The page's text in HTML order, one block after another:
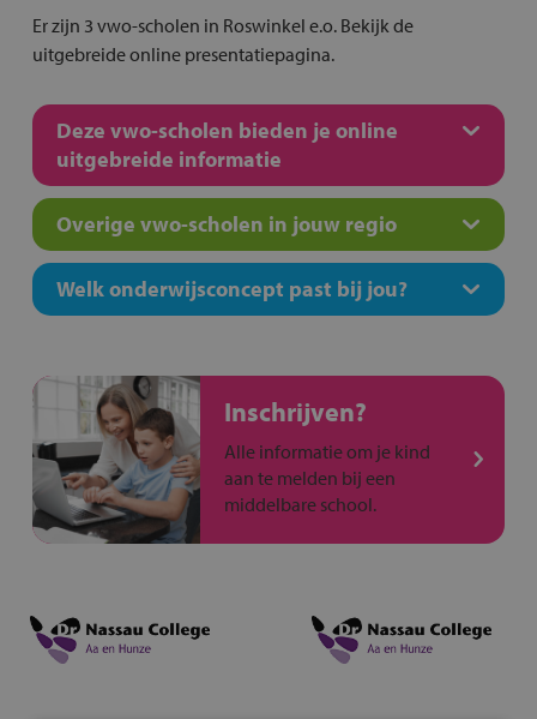
Er zijn 3 vwo-scholen in Roswinkel e.o. Bekijk de
uitgebreide online presentatiepagina.
Deze vwo-scholen bieden je online
uitgebreide informatie
Overige vwo-scholen in jouw regio
Welk onderwijsconcept past bij jou?
Inschrijven?
Alle informatie om je kind
aan te melden bij een
middelbare school.